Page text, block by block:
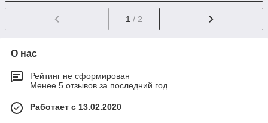
1 / 2
О нас
Рейтинг не сформирован
Менее 5 отзывов за последний год
Работает с 13.02.2020